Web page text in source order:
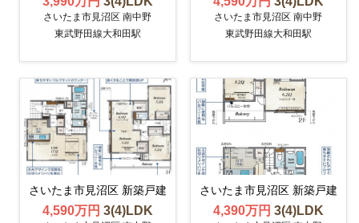
さいたま市見沼区 南中野
東武野田線大和田駅
さいたま市見沼区 南中野
東武野田線大和田駅
さいたま市見沼区 新築戸建
4,590万円 3(4)LDK
さいたま市見沼区 新築戸建
4,390万円 3(4)LDK